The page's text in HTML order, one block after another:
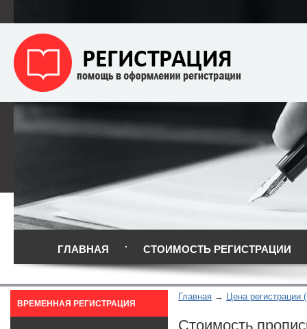
ГЛАВНАЯ СТОИМОСТЬ РЕГИСТРАЦИИ
Главная Цена регистрации
Стоимость
ВРЕМЕННАЯ РЕГИСТРАЦИЯ